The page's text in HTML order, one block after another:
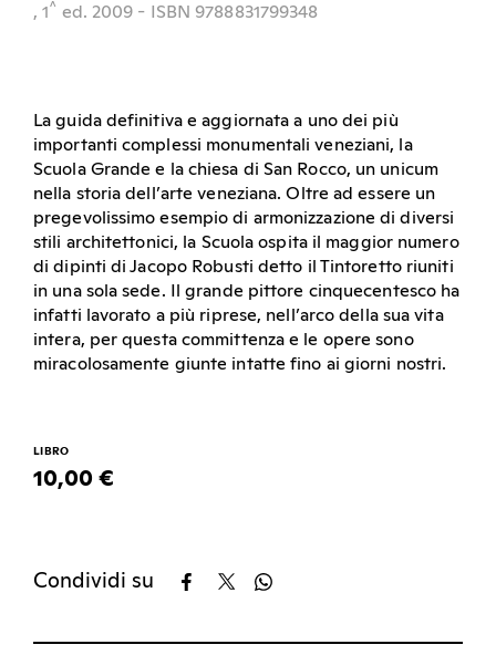
, 1^ ed. 2009 - ISBN 9788831799348
La guida definitiva e aggiornata a uno dei più
importanti complessi monumentali veneziani, la
Scuola Grande e la chiesa di San Rocco, un unicum
nella storia dell’arte veneziana. Oltre ad essere un
pregevolissimo esempio di armonizzazione di diversi
stili architettonici, la Scuola ospita il maggior numero
di dipinti di Jacopo Robusti detto il Tintoretto riuniti
in una sola sede. Il grande pittore cinquecentesco ha
infatti lavorato a più riprese, nell’arco della sua vita
intera, per questa committenza e le opere sono
miracolosamente giunte intatte fino ai giorni nostri.
LIBRO
10,00 €
Condividi su